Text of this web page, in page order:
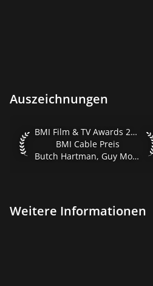
Auszeichnungen
BMI Film & TV Awards 2002,
BMI Film & TV Awards 2002, 2003, 2004
BMI Cable Preis
Butch Hartman, Guy Moon, Ron Jones
Weitere Informationen